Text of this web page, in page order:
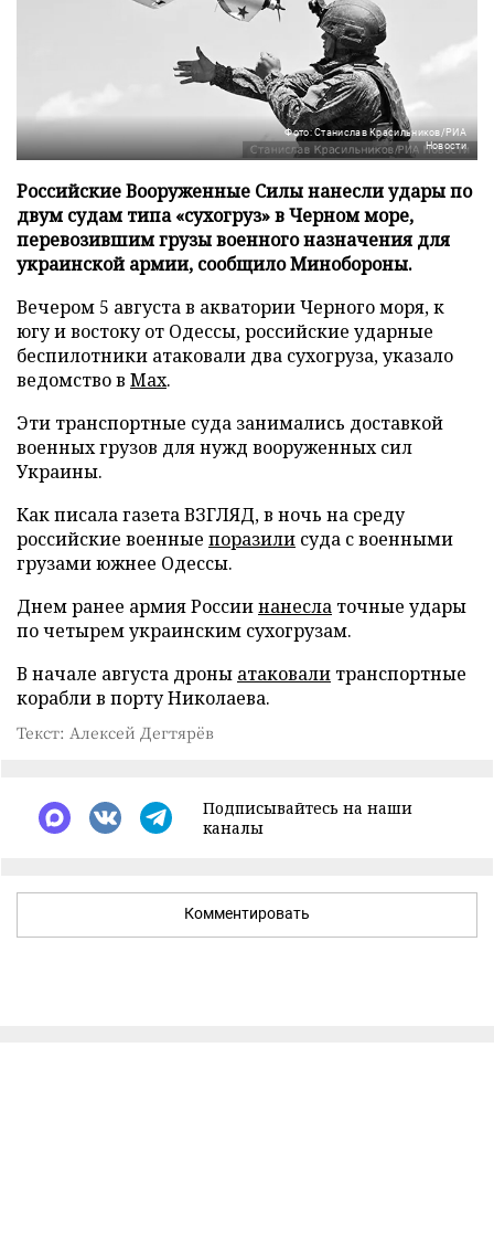
Фото: Станислав Красильников/РИА
Новости
Российские Вооруженные Силы нанесли удары по
двум судам типа «сухогруз» в Черном море,
перевозившим грузы военного назначения для
украинской армии, сообщило Минобороны.
Вечером 5 августа в акватории Черного моря, к
югу и востоку от Одессы, российские ударные
беспилотники атаковали два сухогруза, указало
ведомство в Max.
Эти транспортные суда занимались доставкой
военных грузов для нужд вооруженных сил
Украины.
Как писала газета ВЗГЛЯД, в ночь на среду
российские военные поразили суда с военными
грузами южнее Одессы.
Днем ранее армия Россиинанесла точные удары
по четырем украинским сухогрузам.
В начале августа дроны атаковали транспортные
корабли в порту Николаева.
Текст: Алексей Дегтярёв
Подписывайтесь на наши
каналы
Комментировать